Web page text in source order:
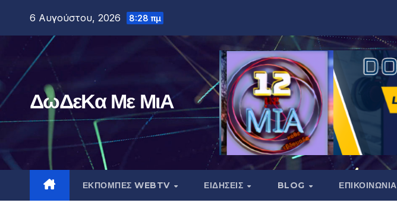
περιεχόμενο
6 Αυγούστου, 2026 8:28 πμ
ΔωΔεΚα Με ΜιΑ
ΕΚΠΟΜΠΕΣ WEBTV ΕΙΔΗΣΕΙΣ BLOG ΕΠΙΚΟΙΝΩΝΙΑ